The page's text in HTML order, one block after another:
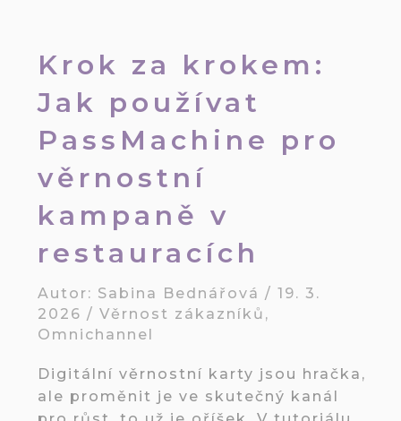
Krok za krokem:
Jak používat
PassMachine pro
věrnostní
kampaně v
restauracích
Autor: Sabina Bednářová /19. 3.
2026/Věrnost zákazníků ,
Omnichannel
Digitální věrnostní karty jsou hračka,
ale proměnit je ve skutečný kanál